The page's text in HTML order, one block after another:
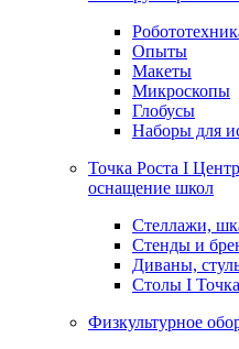
Опыты
Макеты
Микроскопы
Глобусы
Наборы для
Точка Роста I
оснащение школ
Стеллажи,
Стенды и
Диваны,
Столы I
Физкультурное